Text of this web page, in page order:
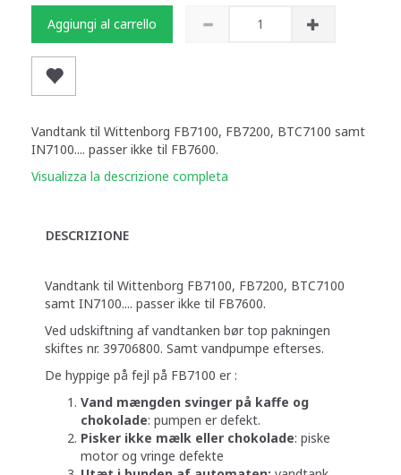
Aggiungi al carrello
Vandtank til Wittenborg FB7100, FB7200, BTC7100 samt
IN7100.... passer ikke til FB7600.
Visualizza la descrizione completa
DESCRIZIONE
Vandtank til Wittenborg FB7100, FB7200, BTC7100
samt IN7100.... passer ikke til FB7600.
Ved udskiftning af vandtanken bør top pakningen
skiftes nr. 39706800. Samt vandpumpe efterses.
De hyppige på fejl på FB7100 er :
Vand mængden svinger på kaffe og
chokolade: pumpen er defekt.
Pisker ikke mælk eller chokolade: piske
motor og vringe defekte